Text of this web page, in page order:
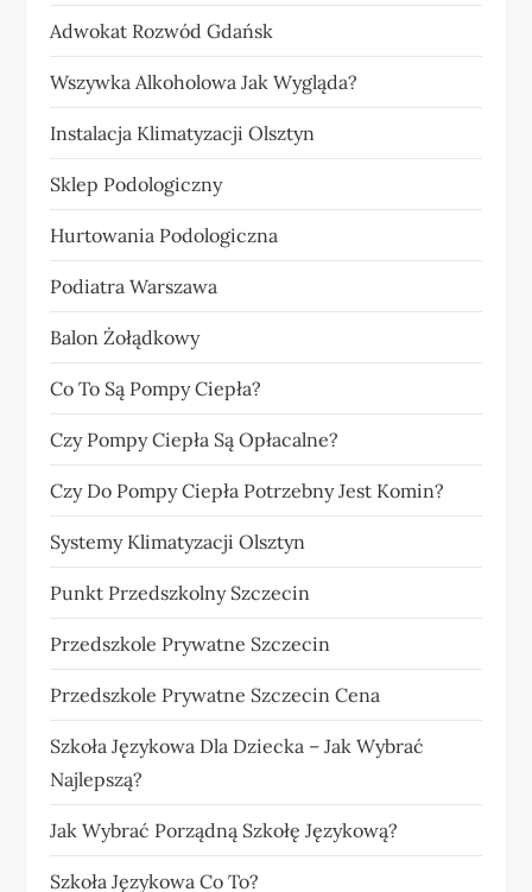
Adwokat Rozwód Gdańsk
Wszywka Alkoholowa Jak Wygląda?
Instalacja Klimatyzacji Olsztyn
Sklep Podologiczny
Hurtowania Podologiczna
Podiatra Warszawa
Balon Żołądkowy
Co To Są Pompy Ciepła?
Czy Pompy Ciepła Są Opłacalne?
Czy Do Pompy Ciepła Potrzebny Jest Komin?
Systemy Klimatyzacji Olsztyn
Punkt Przedszkolny Szczecin
Przedszkole Prywatne Szczecin
Przedszkole Prywatne Szczecin Cena
Szkoła Językowa Dla Dziecka – Jak Wybrać
Najlepszą?
Jak Wybrać Porządną Szkołę Językową?
Szkoła Językowa Co To?